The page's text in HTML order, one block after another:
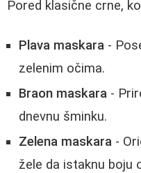
Pored klasične crne,
Plava maskara -
zelenim očima.
Braon maskara -
dnevnu šminku.
Zelena maskara -
žele da istaknu boju